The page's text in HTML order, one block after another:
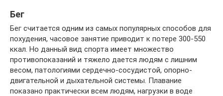
Бег
Бег считается одним из самых популярных способов для
похудения, часовое занятие приводит к потере 300-550
ккал. Но данный вид спорта имеет множество
противопоказаний и тяжело дается людям с лишним
весом, патологиями сердечно-сосудистой, опорно-
двигательной и дыхательной системы. Плавание
показано практически всем людям, нагрузки в воде